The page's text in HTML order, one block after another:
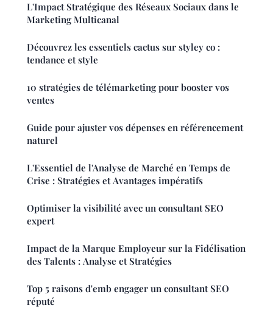
L'Impact Stratégique des Réseaux Sociaux dans le
Marketing Multicanal
Découvrez les essentiels cactus sur styley co :
tendance et style
10 stratégies de télémarketing pour booster vos
ventes
Guide pour ajuster vos dépenses en référencement
naturel
L'Essentiel de l'Analyse de Marché en Temps de
Crise : Stratégies et Avantages impératifs
Optimiser la visibilité avec un consultant SEO
expert
Impact de la Marque Employeur sur la Fidélisation
des Talents : Analyse et Stratégies
Top 5 raisons d'emb engager un consultant SEO
réputé